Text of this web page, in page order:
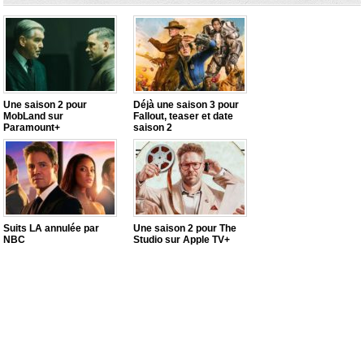
Une saison 2 pour
MobLand sur
Paramount+
Déjà une saison 3 pour
Fallout, teaser et date
saison 2
Suits LA annulée par
NBC
Une saison 2 pour The
Studio sur Apple TV+